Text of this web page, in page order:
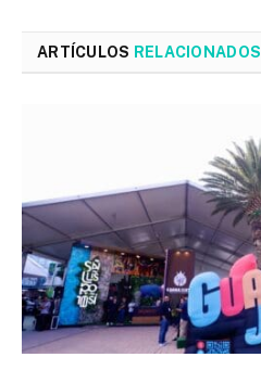
ARTÍCULOS RELACIONADOS